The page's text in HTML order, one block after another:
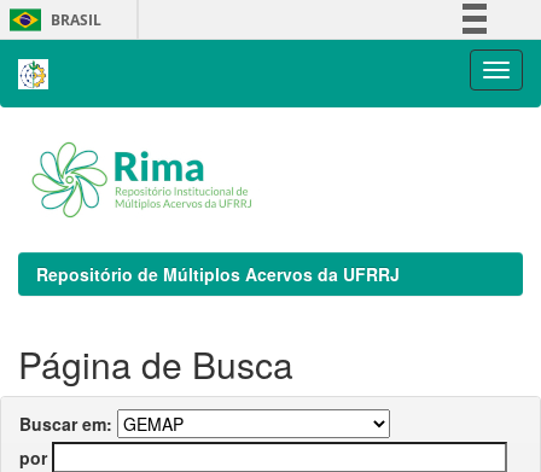
Skip
navigation
BRASIL
Repositório de Múltiplos Acervos da UFRRJ
Página de Busca
Buscar em:
por